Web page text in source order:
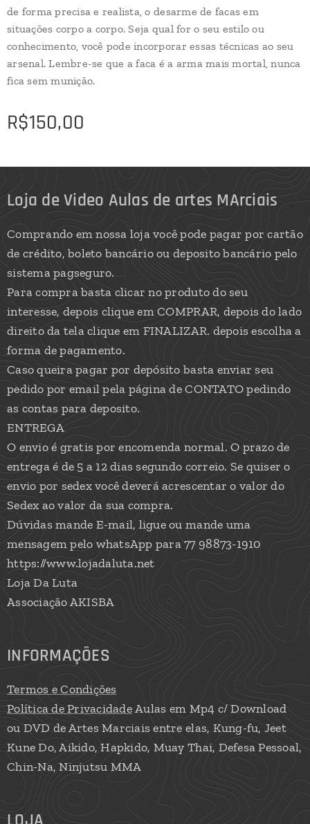
de forma precisa e realista, o desarme de facas em
situações corpo a corpo. Seja qual for o seu estilo ou
conhecimento, você pode incorporar essas técnicas ao seu
arsenal. Lembre-se que a faca é a arma mais mortal, nunca
fica sem munição.
R$150,00
Loja de Video Aulas de artes MArciais
Comprando em nossa loja você pode pagar por cartão
de crédito, boleto bancário ou deposito bancário pelo
sistema pagseguro.
Para compra basta clicar no produto do seu
interesse, depois clique em COMPRAR, depois do lado
direito da tela clique em FINALIZAR. depois escolha a
forma de pagamento.
Caso queira pagar por depósito basta enviar seu
pedido por email pela página de CONTATO pedindo
as contas para deposito.
ENTREGA
O envio é gratis por encomenda normal. O prazo de
entrega é de 5 a 12 dias segundo correio. Se quiser o
envio por sedex você deverá acrescentar o valor do
Sedex ao valor da sua compra.
Dúvidas mande E-mail, ligue ou mande uma
mensagem pelo whatsApp para 77 98873-1910
https://www.lojadaluta.net
Loja Da Luta
Associação AKISBA
INFORMAÇÕES
Termos e Condições
Política de PrivacidadeAulas em Mp4 c/ Download
ou DVD de Artes Marciais entre elas, Kung-fu, Jeet
Kune Do, Aikido, Hapkido, Muay Thai, Defesa Pessoal,
Chin-Na, Ninjutsu MMA